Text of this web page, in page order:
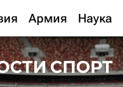
Армия Наука